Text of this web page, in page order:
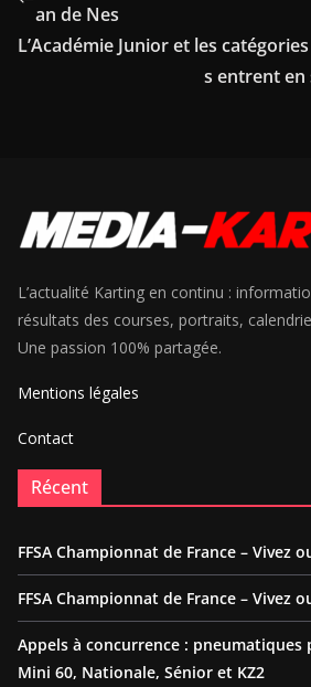
an de Nes
L’Académie Junior et les
s entrent en
L’actualité Karting en continu :
résultats des courses, portraits,
Une passion 100% partagée.
Mentions légales
Contact
Récent
FFSA Championnat de France – Vivez
FFSA Championnat de France – Vivez
Appels à concurrence : pneumatiques
Mini 60, Nationale, Sénior et KZ2